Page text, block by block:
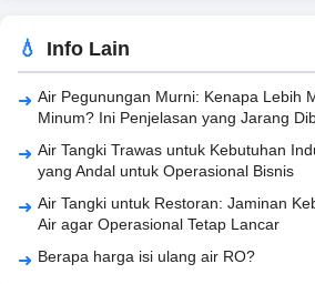
Info Lain
Air Pegunungan Murni: Kenapa Lebih
Minum? Ini Penjelasan yang Jarang
Air Tangki Trawas untuk Kebutuhan
yang Andal untuk Operasional Bisnis
Air Tangki untuk Restoran: Jaminan
Air agar Operasional Tetap Lancar
Berapa harga isi ulang air RO?